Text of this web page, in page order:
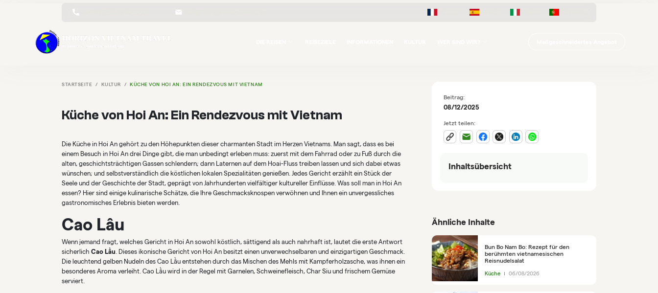
STARTSEITE KULTUR KÜCHE VON HOI AN: EIN RENDEZVOUS MIT VIETNAM
Küche von Hoi An: Ein Rendezvous mit Vietnam
Die Küche in Hoi An gehört zu den Höhepunkten dieser charmanten Stadt im Herzen Vietnams. Man sagt, dass es bei
einem Besuch in Hoi An drei Dinge gibt, die man unbedingt erleben muss: zuerst mit dem Fahrrad oder zu Fuß durch die
alten, geschichtsträchtigen Gassen schlendern; dann Laternen auf dem Hoai-Fluss treiben lassen und sich dabei etwas
wünschen; und selbstverständlich die köstlichen lokalen Spezialitäten genießen. Jedes Gericht erzählt ein Stück der
Seele und der Geschichte der Stadt, geprägt von Jahrhunderten vielfältiger kultureller Einflüsse. Was soll man in Hoi An
essen? Hier sind einige kulinarische Schätze, die Ihre Geschmacksknospen verwöhnen und Ihnen ein unvergessliches
gastronomisches Erlebnis bieten werden.
Cao Lâu
Wenn jemand fragt, welches Gericht in Hoi An sowohl köstlich, sättigend als auch nahrhaft ist, lautet die erste Antwort
sicherlich Cao Lầu. Dieses ikonische Gericht von Hoi An besitzt einen unverwechselbaren und einzigartigen Geschmack.
Die leuchtend gelben Nudeln des Cao Lầu entstehen durch das Mischen des Mehls mit Kampferholzasche, was ihnen ein
besonderes Aroma verleiht. Cao Lầu wird in der Regel mit Garnelen, Schweinefleisch, Char Siu und frischem Gemüse
serviert.
Beitrag:
08/12/2025
Jetzt teilen:
Inhaltsübersicht
Ähnliche Inhalte
Bun Bo Nam Bo: Rezept für den
berühmten vietnamesischen
Reisnudelsalat
Küche 06/08/2026